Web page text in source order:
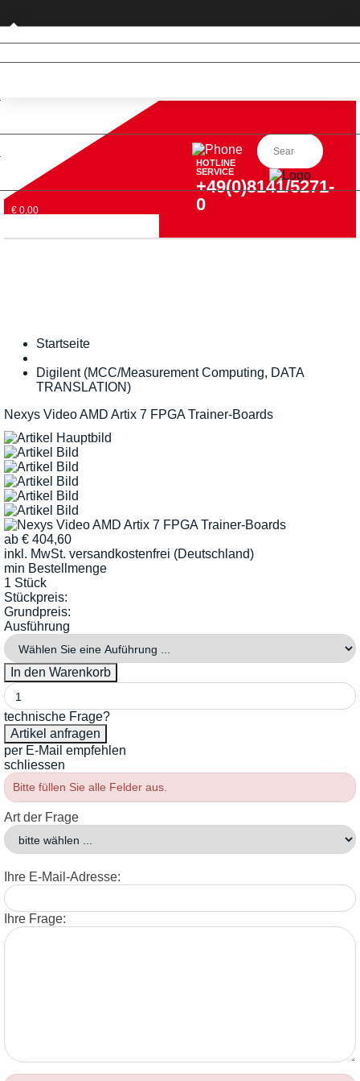
Privatkunde (nur DE)
€ 0,00
HOTLINE
SERVICE
+49(0)8141/5271-
0
Startseite
Digilent (MCC/Measurement Computing, DATA
TRANSLATION)
Nexys Video AMD Artix 7 FPGA Trainer-Boards
ab € 404,60
inkl. MwSt. versandkostenfrei (Deutschland)
min Bestellmenge
1 Stück
Stückpreis:
Grundpreis:
Ausführung
technische Frage?
per E-Mail empfehlen
schliessen
Bitte füllen Sie alle Felder aus.
Art der Frage
Ihre E-Mail-Adresse:
Ihre Frage: